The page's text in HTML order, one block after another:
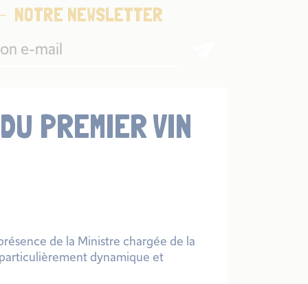
NOTRE NEWSLETTER
PREMIER VIN
de la Ministre chargée de la
dynamique et